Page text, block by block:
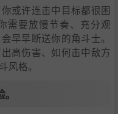
或许连击中目标都很困
需要放慢节奏、充分观
早早断送你的角斗士。
高伤害、如何击中敌方
风格。